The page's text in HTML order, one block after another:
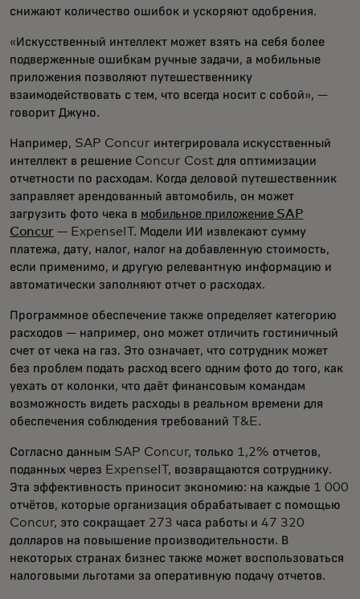
снижают количество ошибок и ускоряют одобрения.
«Искусственный интеллект может взять на себя более
подверженные ошибкам ручные задачи, а мобильные
приложения позволяют путешественнику
взаимодействовать с тем, что всегда носит с собой», —
говорит Джуно.
Например, SAP Concur интегрировала искусственный
интеллект в решение Concur Cost для оптимизации
отчетности по расходам. Когда деловой путешественник
заправляет арендованный автомобиль, он может
загрузить фото чека в мобильное приложение SAP
Concur — ExpenseIT. Модели ИИ извлекают сумму
платежа, дату, налог, налог на добавленную стоимость,
если применимо, и другую релевантную информацию и
автоматически заполняют отчет о расходах.
Программное обеспечение также определяет категорию
расходов — например, оно может отличить гостиничный
счет от чека на газ. Это означает, что сотрудник может
без проблем подать расход всего одним фото до того, как
уехать от колонки, что даёт финансовым командам
возможность видеть расходы в реальном времени для
обеспечения соблюдения требований T&E.
Согласно данным SAP Concur, только 1,2% отчетов,
поданных через ExpenseIT, возвращаются сотруднику.
Эта эффективность приносит экономию: на каждые 1 000
отчётов, которые организация обрабатывает с помощью
Concur, это сокращает 273 часа работы и 47 320
долларов на повышение производительности. В
некоторых странах бизнес также может воспользоваться
налоговыми льготами за оперативную подачу отчетов.